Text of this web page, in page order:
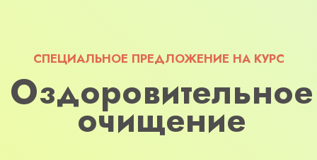
Оздоровительное
очищение
Комплексное очищение организма
и снижение веса.БЕЗ мучительных